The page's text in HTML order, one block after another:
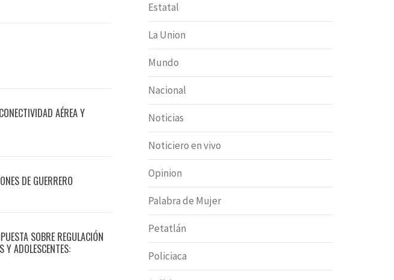
AÉREA Y
DE GUERRERO
SOBRE REGULACIÓN
Y ADOLESCENTES:
Estatal
La Union
Mundo
Nacional
Noticias
Noticiero en vivo
Opinion
Palabra de Mujer
Petatlán
Policiaca